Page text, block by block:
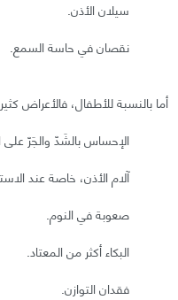
سيلان الأذن.
نقصان في حاسة السمع.
أما بالنسبة للأطفال، فالأعراض
الإحساس بالشَدّ والجَرّ على
آلام الأذن، خاصة عند
صعوبة في النوم.
البكاء أكثر من المعتاد.
فقدان التوازن.